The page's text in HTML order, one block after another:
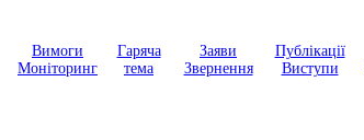
Вимоги
Моніторинг
Гаряча
тема
Заяви
Звернення
Публікації
Виступи